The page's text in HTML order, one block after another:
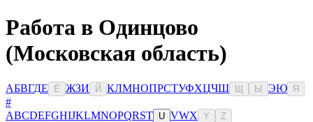
Работа в Одинцово
(Московская область)
АБВГДЕ Ё ЖЗИ Й КЛМНОПРСТУФХЦЧШ Ы ЭЮ Я
#
ABCDEFGHIJKLMNOPQRST U VWX Y Z